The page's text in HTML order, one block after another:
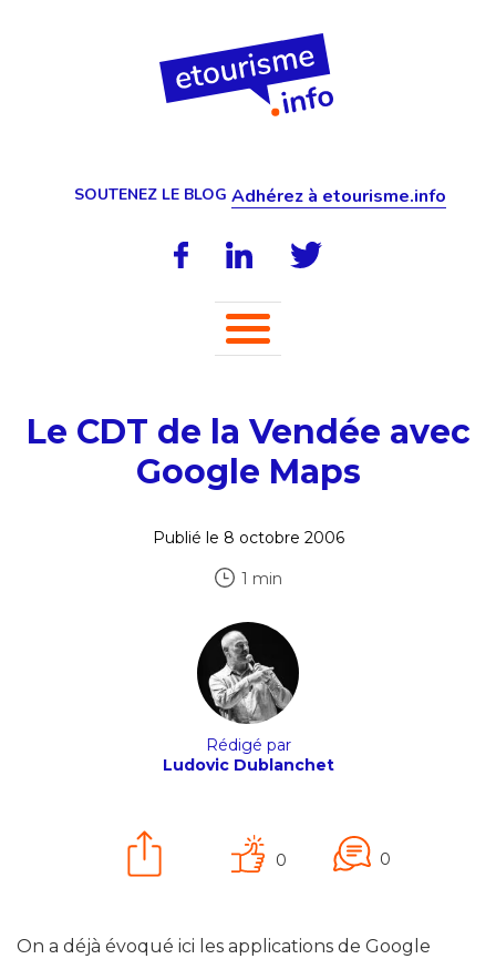
SOUTENEZ LE BLOG Adhérez à etourisme.info
Le CDT de la Vendée avec
Google Maps
Publié le 8 octobre 2006
1 min
Rédigé par
Ludovic Dublanchet
0 0
On a déjà évoqué ici les applications de Google